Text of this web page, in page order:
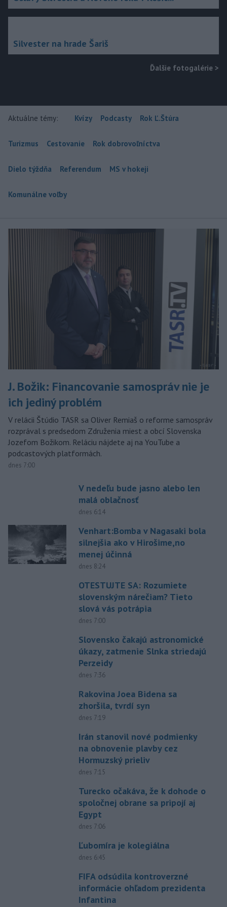
Silvester na hrade Šariš
Ďalšie fotogalérie >
Aktuálne témy: Kvízy Podcasty Rok Ľ.Štúra
Turizmus Cestovanie Rok dobrovoľníctva
Dielo týždňa Referendum MS v hokeji
Komunálne voľby
J. Božik: Financovanie samospráv nie je
ich jediný problém
V relácii Štúdio TASR sa Oliver Remiaš o reforme samospráv
rozprával s predsedom Združenia miest a obcí Slovenska
Jozefom Božikom. Reláciu nájdete aj na YouTube a
podcastových platformách.
dnes 7:00
V nedeľu bude jasno alebo len
malá oblačnosť
dnes 6:14
Venhart:Bomba v Nagasaki bola
silnejšia ako v Hirošime,no
menej účinná
dnes 8:24
OTESTUJTE SA: Rozumiete
slovenským nárečiam? Tieto
slová vás potrápia
dnes 7:00
Slovensko čakajú astronomické
úkazy, zatmenie Slnka striedajú
Perzeidy
dnes 7:36
Rakovina Joea Bidena sa
zhoršila, tvrdí syn
dnes 7:19
Irán stanovil nové podmienky
na obnovenie plavby cez
Hormuzský prieliv
dnes 7:15
Turecko očakáva, že k dohode o
spoločnej obrane sa pripojí aj
Egypt
dnes 7:06
Ľubomíra je kolegiálna
dnes 6:45
FIFA odsúdila kontroverzné
informácie ohľadom prezidenta
Infantina